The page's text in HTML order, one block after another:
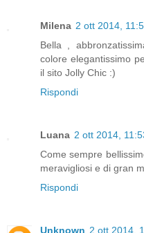
Milena 2 ott 2014,
Bella ,
colore elegantissimo
il sito Jolly Chic :)
Rispondi
Luana 2 ott 2014,
Come sempre
meravigliosi e di gran
Rispondi
Unknown 2 ott 2014,